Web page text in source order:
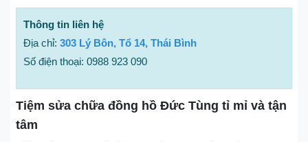
Thông tin liên hệ
Địa chỉ: 303 Lý Bôn, Tổ 14, Thái Bình
Số điện thoại: 0988 923 090
Tiệm sửa chữa đồng hồ Đức Tùng tỉ mỉ và tận
tâm